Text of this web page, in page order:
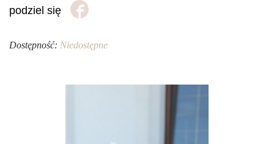
podziel się
Dostępność: Niedostępne